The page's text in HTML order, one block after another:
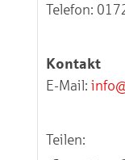
Telefon:
Kontakt
E-Mail:
Teilen: